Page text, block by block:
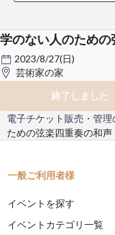
学のない人のため
2023/8/27(日)
芸術家の家
終了しました
電子チケット販売・管
ための弦楽四重奏の和声
一般ご利用者様
イベントを探す
イベントカテゴリ一覧